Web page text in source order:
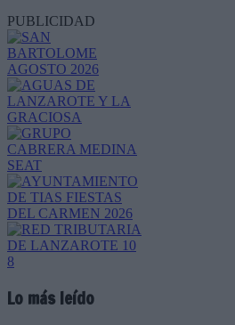
PUBLICIDAD
Lo más leído